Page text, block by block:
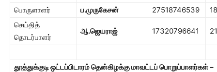
பொருளாளர்
ப.முருகேசன் 27518746539
செய்தித்
தொடர்பாளர்
ஆ.ஜெயராஜ் 17320796641
தூத்துக்குடி ஒட்டப்பிடாரம் தென்கிழக்கு மாவட்டப் பொறுப்பாளர்கள் –